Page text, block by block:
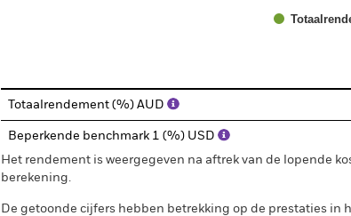
Totaalrendement (%) AUD
Beperkende benchmark 1 (%) USD
Het rendement is weergegeven na aftrek van de lopende
berekening.
De getoonde cijfers hebben betrekking op de prestaties in